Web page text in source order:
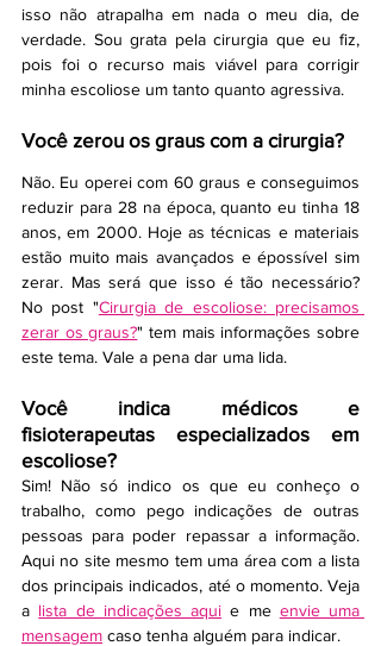
isso não atrapalha em nada o meu dia, de
verdade. Sou grata pela cirurgia que eu fiz,
pois foi o recurso mais viável para corrigir
minha escoliose um tanto quanto agressiva.
Você zerou os graus com a cirurgia?
Não. Eu operei com 60 graus e conseguimos
reduzir para 28 na época, quanto eu tinha 18
anos, em 2000. Hoje as técnicas e materiais
estão muito mais avançados e épossível sim
zerar. Mas será que isso é tão necessário?
No post "Cirurgia de escoliose: precisamos
zerar os graus?" tem mais informações sobre
este tema. Vale a pena dar uma lida.
Você indica médicos e
fisioterapeutas especializados em
escoliose?
Sim! Não só indico os que eu conheço o
trabalho, como pego indicações de outras
pessoas para poder repassar a informação.
Aqui no site mesmo tem uma área com a lista
dos principais indicados, até o momento. Veja
a lista de indicações aqui e me envie uma
mensagem caso tenha alguém para indicar.